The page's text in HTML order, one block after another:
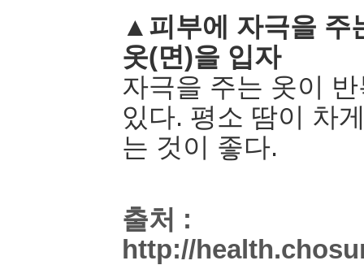
▲피부에 자극을 주
옷(면)을 입자
자극을 주는 옷이
있다. 평소 땀이 차
는 것이 좋다.
출처 :
http://